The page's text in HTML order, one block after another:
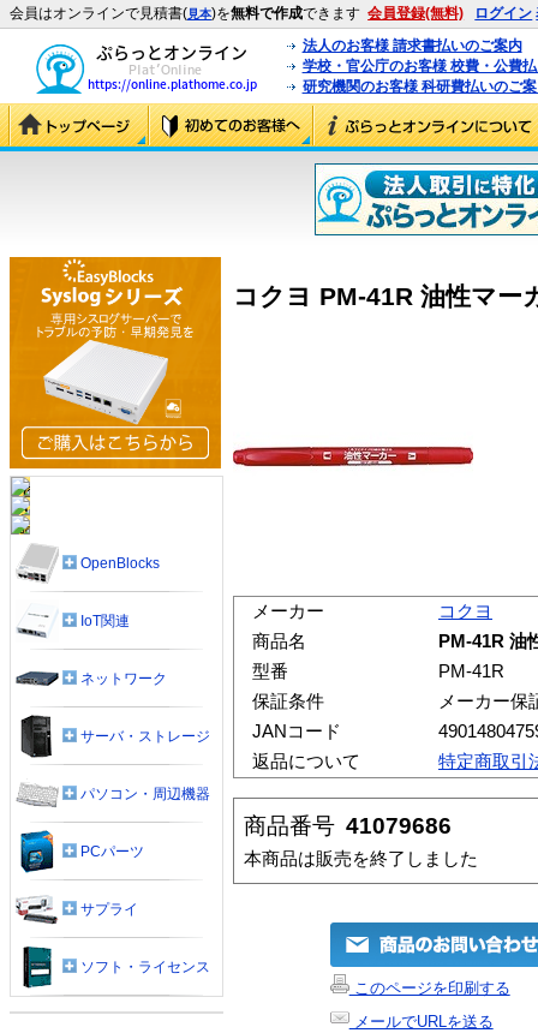
会員はオンラインで見積書(見本)を無料で作成できます 会員登録(無料) ログイン
法人のお客様 請求書払いのご案内
学校・官公庁のお客様 校費・公費
研究機関のお客様 科研費払いのご
コクヨ PM-41R 油性マー
メーカー
コクヨ
商品名
PM-41R 油
型番
PM-41R
保証条件
メーカー保
JANコード
返品について
特定商取引
商品番号 41079686
本商品は販売を終了しました
このページを印刷する
メールでURLを送る
OpenBlocks
IoT関連
ネットワーク
サーバ・ストレージ
パソコン・周辺機器
PCパーツ
サプライ
ソフト・ライセンス